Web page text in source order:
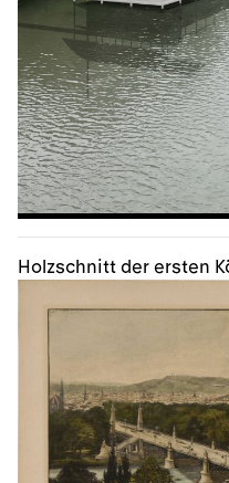
Holzschnitt der ersten